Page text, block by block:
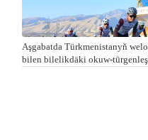
Aşgabatda Türkmenistanyň
bilen bilelikdäki okuw-